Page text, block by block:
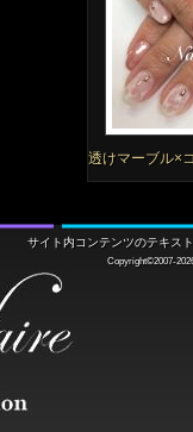
透けマーブル×
サイト内コンテンツのテキス
Copyright©2007-